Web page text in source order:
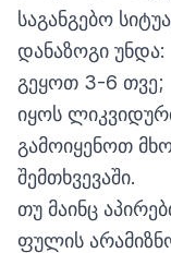
საგანგებო
დანაზოგი უნდა:
გეყოთ 3-6 თვე;
იყოს
გამოიყენოთ
შემთხვევაში.
თუ მაინც
ფულის